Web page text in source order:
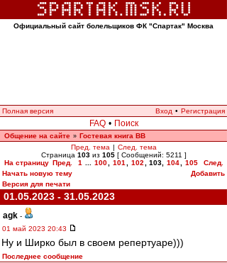
Официальный сайт болельщиков ФК "Спартак" Москва
Полная версия Вход • Регистрация
FAQ • Поиск
Общение на сайте » Гостевая книга ВВ
Пред. тема | След. тема
Страница 103из 105[ Сообщений: 5211 ]
На страницу Пред. 1 100 101 102 103, 104 105
След.
Начать новую тему
Добавить
Версия для печати
01.05.2023 - 31.05.2023
agk -
01 май 2023 20:43
Ну и Ширко был в своем репертуаре)))
Последнее сообщение